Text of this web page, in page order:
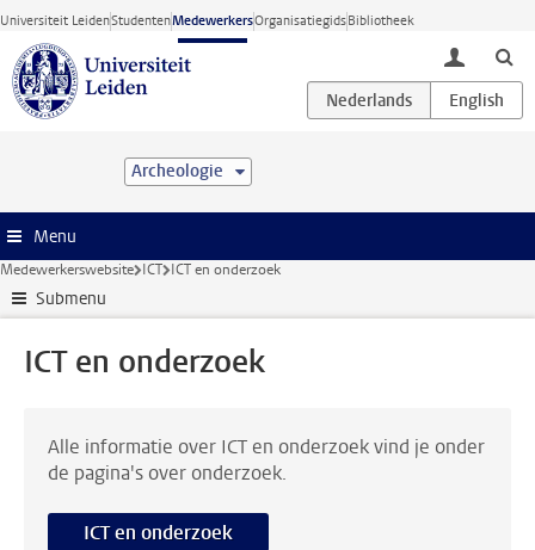
Ga direct naar de inhoud
Universiteit LeidenStudentenMedewerkersOrganisatiegidsBibliotheek
toggle
Archeologie
Menu
Medewerkerswebsite ICT ICT en onderzoek
Submenu
ICT en onderzoek
Alle informatie over ICT en onderzoek vind je onder
de pagina's over onderzoek.
ICT en onderzoek